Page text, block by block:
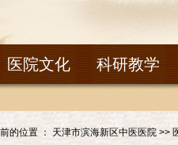
医院文化 科研教学
的位置 ： 天津市滨海新区中医医院 >>